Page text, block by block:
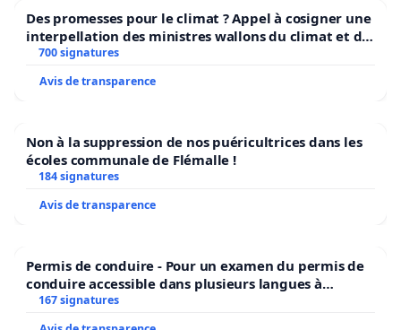
considérée comme nulle par notre gouvernement.
Des promesses pour le climat ? Appel à cosigner une
interpellation des ministres wallons du climat et de
l’environnement.
700 signatures
Avis de transparence
Non à la suppression de nos puéricultrices dans les
écoles communale de Flémalle !
184 signatures
Avis de transparence
Permis de conduire - Pour un examen du permis de
conduire accessible dans plusieurs langues à
Bruxelles
167 signatures